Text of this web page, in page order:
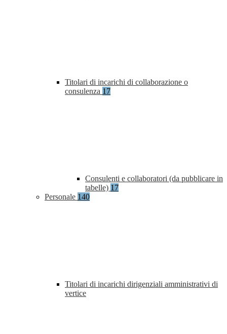
Titolari di incarichi di collaborazione o
consulenza 17
Consulenti e collaboratori (da pubblicare in
tabelle) 17
Personale 140
Titolari di incarichi dirigenziali amministrativi di
vertice